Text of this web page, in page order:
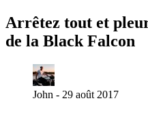
Arrêtez tout et
de la Black Falcon
John - 29 août 2017